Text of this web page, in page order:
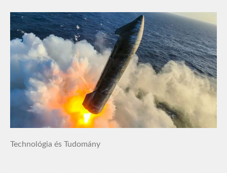
Technológia és Tudomány